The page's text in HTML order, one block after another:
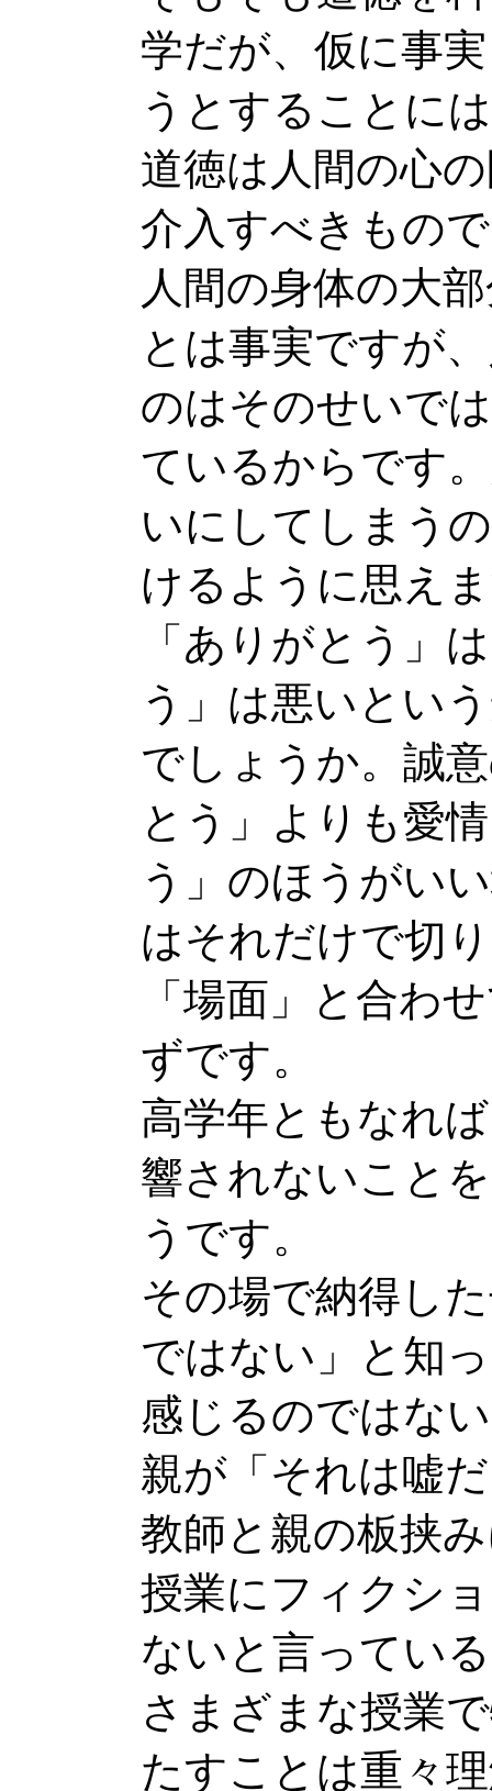
学だが、仮に事
うとすることに
道徳は人間の心
介入すべきもの
人間の身体の大
とは事実ですが
のはそのせいで
ているからです
いにしてしまう
けるように思え
「ありがとう」
う」は悪いとい
でしょうか。誠
とう」よりも愛
う」のほうがい
はそれだけで切
「場面」と合わ
ずです。
高学年ともなれ
響されないこと
うです。
その場で納得し
ではない」と知
感じるのではな
親が「それは嘘
教師と親の板挟
授業にフィクシ
ないと言ってい
さまざまな授業
たすことは重々